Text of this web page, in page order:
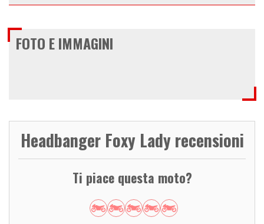
FOTO E IMMAGINI
Headbanger Foxy Lady recensioni
Ti piace questa moto?